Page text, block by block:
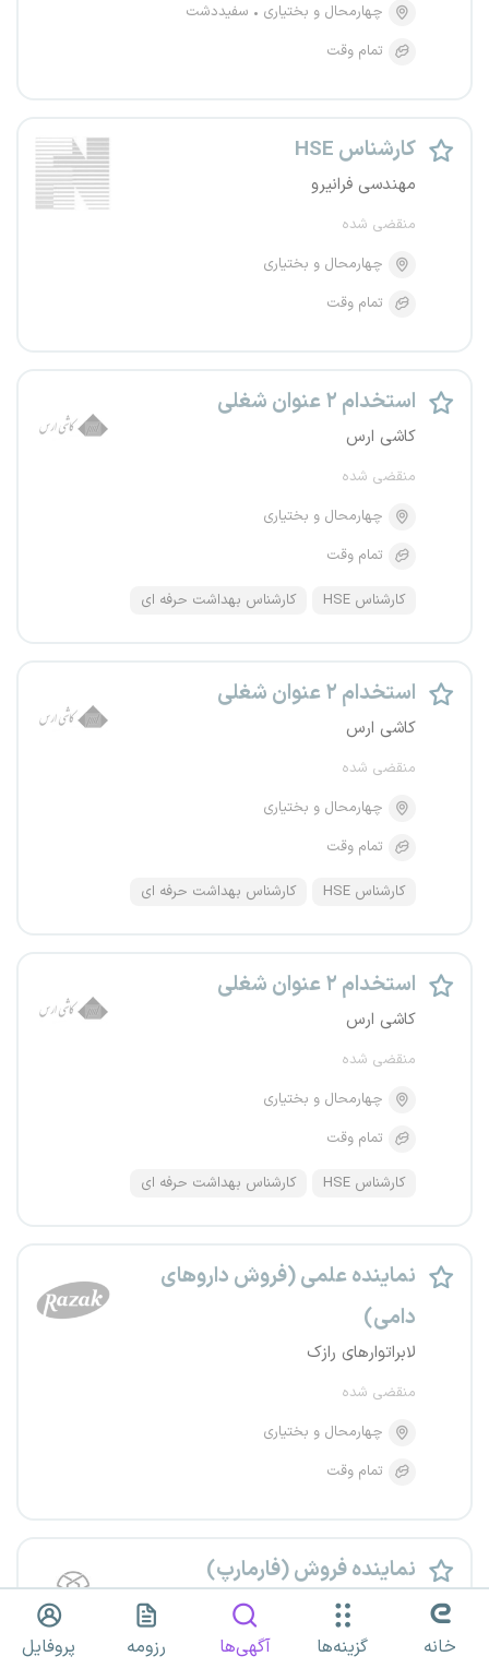
چهارمحال و بختیاری
سفیددشت
تمام وقت
کارشناس HSE
مهندسی فرانیرو
منقضی شده
چهارمحال و بختیاری
تمام وقت
استخدام ۲ عنوان شغلی
کاشی ارس
منقضی شده
چهارمحال و بختیاری
تمام وقت
کارشناس HSE کارشناس بهداشت حرفه ای
استخدام ۲ عنوان شغلی
کاشی ارس
منقضی شده
چهارمحال و بختیاری
تمام وقت
کارشناس HSE کارشناس بهداشت حرفه ای
استخدام ۲ عنوان شغلی
کاشی ارس
منقضی شده
چهارمحال و بختیاری
تمام وقت
کارشناس HSE کارشناس بهداشت حرفه ای
نماینده علمی (فروش داروهای
دامی)
لابراتوارهای رازک
منقضی شده
چهارمحال و بختیاری
تمام وقت
نماینده فروش (فارمارپ)
توسعه وشه خاورمیانه
منقضی شده خانه گزینه‌ها آگهی‌ها رزومه پروفایل